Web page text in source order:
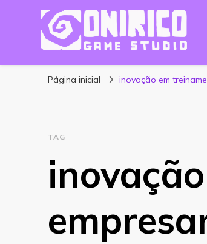
Blog
Página inicial inovação em
TAG